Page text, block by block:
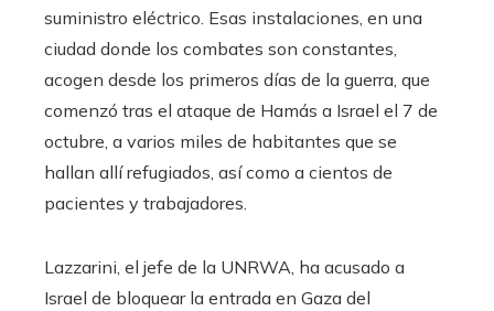
suministro eléctrico. Esas instalaciones, en una
ciudad donde los combates son constantes,
acogen desde los primeros días de la guerra, que
comenzó tras el ataque de Hamás a Israel el 7 de
octubre, a varios miles de habitantes que se
hallan allí refugiados, así como a cientos de
pacientes y trabajadores.
Lazzarini, el jefe de la UNRWA, ha acusado a
Israel de bloquear la entrada en Gaza del